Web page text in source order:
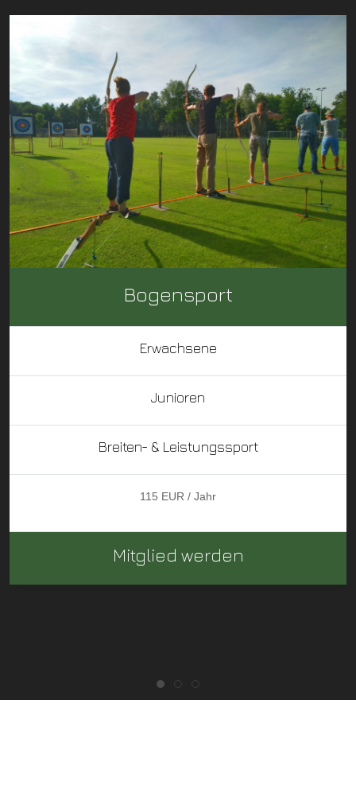
Bogensport
Erwachsene
Junioren
Breiten- & Leistungssport
115 EUR / Jahr
Mitglied werden